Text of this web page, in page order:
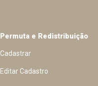
Permuta e Redistribuição
Cadastrar
Editar Cadastro